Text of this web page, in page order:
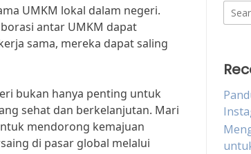
UMKM lokal dalam negeri.
antar UMKM dapat
sama, mereka dapat saling
bukan hanya penting untuk
sehat dan berkelanjutan. Mari
mendorong kemajuan
di pasar global melalui
for: